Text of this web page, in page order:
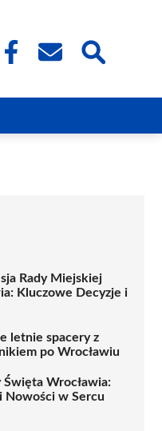
Rady Miejskiej
Kluczowe Decyzje i
letnie spacery z
po Wrocławiu
Święta Wrocławia:
Nowości w Sercu